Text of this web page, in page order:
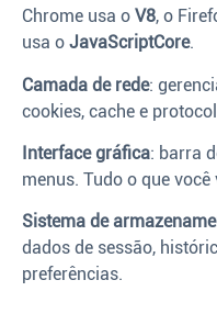
Chrome usa o V8, o
usa o JavaScriptCore.
Camada de rede:
cookies, cache e
Interface gráfica: barra
menus. Tudo o que
Sistema de
dados de sessão,
preferências.